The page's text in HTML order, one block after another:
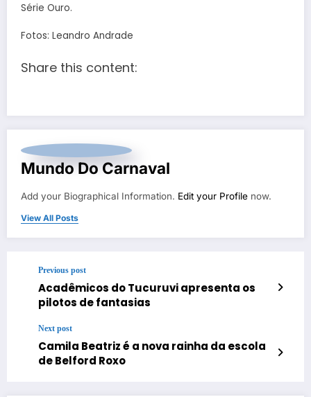
Série Ouro.
Fotos: Leandro Andrade
Share this content:
Mundo Do Carnaval
Add your Biographical Information. Edit your Profile now.
View All Posts
Previous post
Acadêmicos do Tucuruvi apresenta os
pilotos de fantasias
Next post
Camila Beatriz é a nova rainha da escola
de Belford Roxo